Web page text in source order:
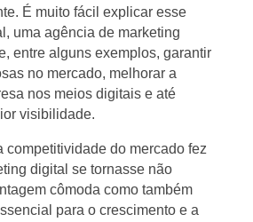
É muito fácil explicar esse
uma agência de marketing
entre alguns exemplos, garantir
no mercado, melhorar a
nos meios digitais e até
visibilidade.
competitividade do mercado fez
digital se tornasse não
cômoda como também
para o crescimento e a